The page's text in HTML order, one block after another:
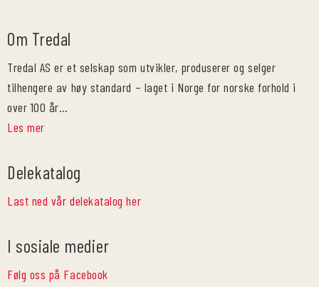
Om Tredal
Tredal AS er et selskap som utvikler, produserer og selger
tilhengere av høy standard – laget i Norge for norske forhold i
over 100 år…
Les mer
Delekatalog
Last ned vår delekatalog her
I sosiale medier
Følg oss på Facebook